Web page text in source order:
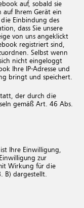
auf, sobald sie
auf Ihrem Gerät ein
die Einbindung des
dass Sie unsere
von uns angeklickt
registriert sind,
Selbst wenn
nicht eingeloggt
Ihre IP-Adresse und
bringt und speichert.
der durch die
gemäß Art. 46 Abs.
Ihre Einwilligung,
zur
Wirkung für die
B) dargestellt.